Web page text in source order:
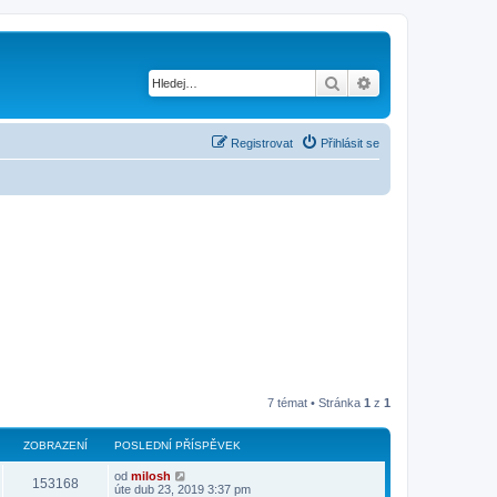
Hledat
Přihlásit se
Registrovat
7 témat • Stránka 1 z 1
ZOBRAZENÍ POSLEDNÍ PŘÍSPĚVEK
153168 od milosh
úte dub 23, 2019 3:37 pm